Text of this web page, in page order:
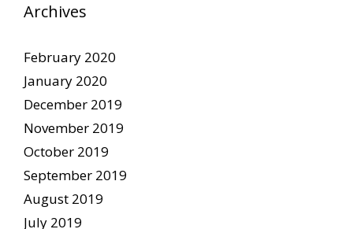
Archives
February 2020
January 2020
December 2019
November 2019
October 2019
September 2019
August 2019
July 2019